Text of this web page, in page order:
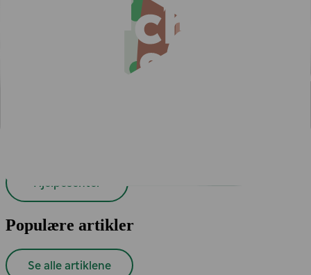
Hjelpesenter
Populære artikler
Se alle artiklene